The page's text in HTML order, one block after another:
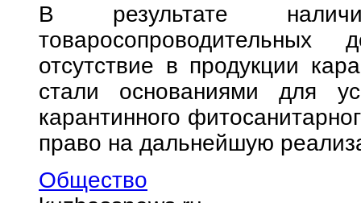
В результате
отсутствие в продукции
стали основаниями для
карантинного
право на дальнейшую
Общество